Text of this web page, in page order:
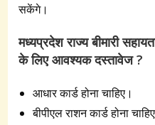
सकेंगे।
मध्यप्रदेश राज्य बीमारी
के लिए आवश्यक दस्तावेज ?
आधार कार्ड होना चाहिए।
बीपीएल राशन कार्ड होना